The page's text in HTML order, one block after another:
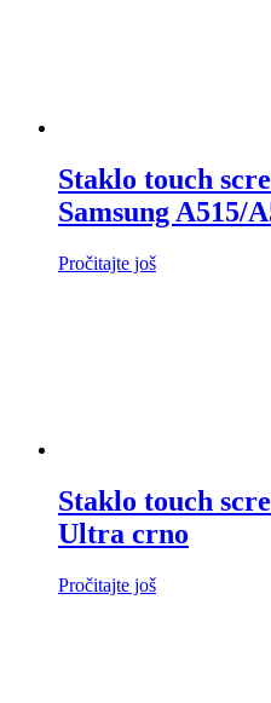
Staklo touch
Samsung A515/
Pročitajte još
Staklo touch
Ultra crno
Pročitajte još